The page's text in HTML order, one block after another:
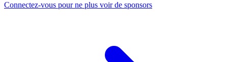
Connectez-vous pour ne plus voir de sponsors